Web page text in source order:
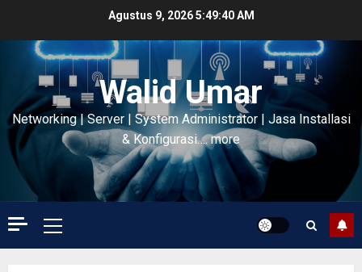
content
Agustus 9, 20265:49:41 AM
Walid Umar
Networking | Server | System Administrator | Jasa Installasi
& Konfigurasi…. more
Primary
Menu